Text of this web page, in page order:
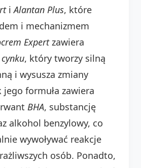
iAlantan Plus, które
i mechanizmem
Expertzawiera
, który tworzy silną
i wysusza zmiany
jego formuła zawiera
BHA, substancję
alkohol benzylowy, co
wywoływać reakcje
osób. Ponadto,